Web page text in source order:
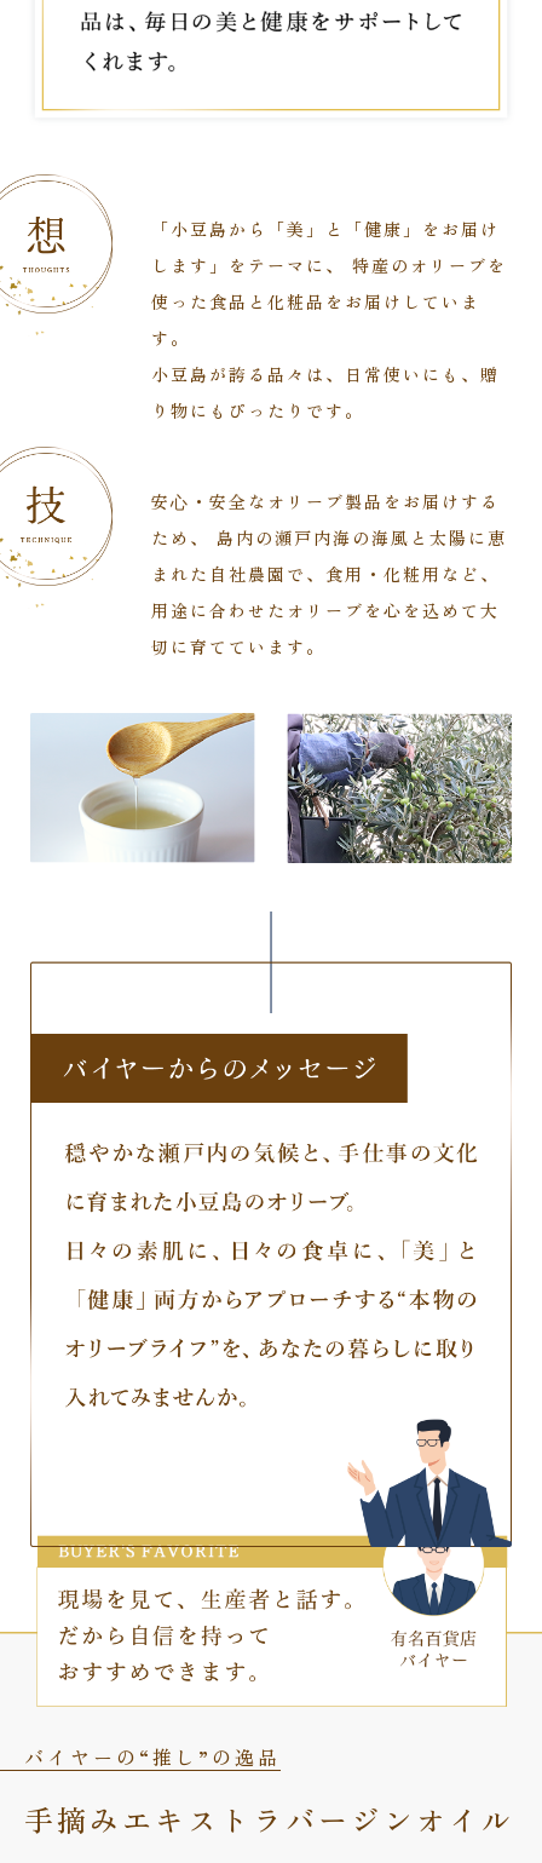
「小豆島から「美」と「健康」をお届け
します」をテーマに、
特産のオリーブを
使った食品と化粧品をお届けしていま
す。
小豆島が誇る品々は、日常使いにも、贈
り物にもぴったりです。
安⼼・安全なオリーブ製品をお届けする
ため、
島内の瀬戸内海の海風と太陽に恵
まれた自社農園で、食用・化粧用など、
用途に合わせたオリーブを心を込めて大
切に育てています。
バイヤーの“推し”の逸品
手摘みエキストラバージンオイル